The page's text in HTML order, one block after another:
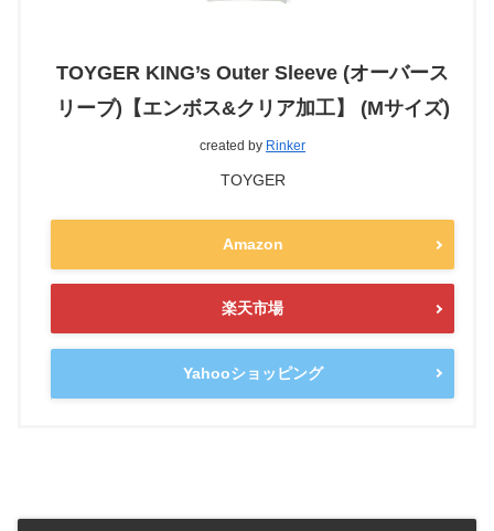
TOYGER KING’s Outer Sleeve (オーバース
リーブ)【エンボス&クリア加工】 (Mサイズ)
created by Rinker
TOYGER
Amazon
楽天市場
Yahooショッピング